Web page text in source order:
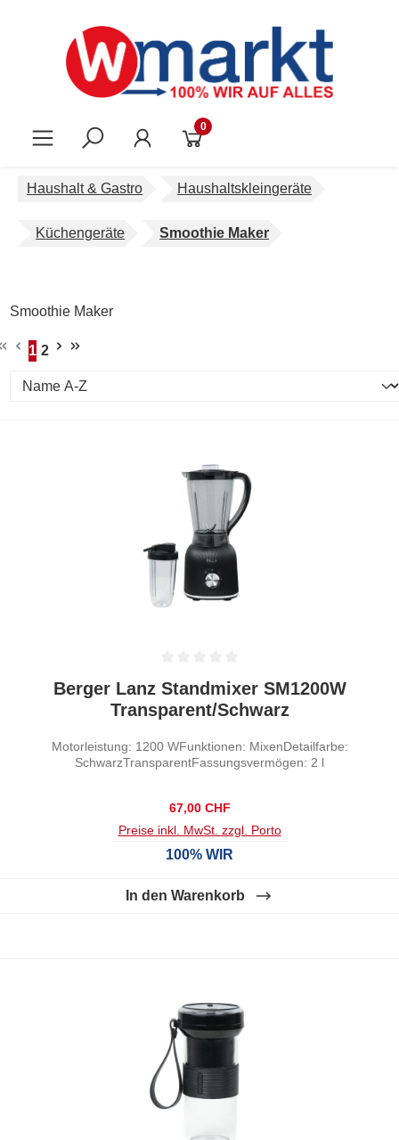
0
Haushalt & Gastro Haushaltskleingeräte
Küchengeräte Smoothie Maker
Smoothie Maker
Seite
1
Seite
2
Durchschnittliche Bewertung von 0 von 5 Sternen
Berger Lanz Standmixer SM1200W
Transparent/Schwarz
Motorleistung: 1200 WFunktionen: MixenDetailfarbe:
SchwarzTransparentFassungsvermögen: 2 l
Regulärer Preis:
67,00 CHF
Preise inkl. MwSt. zzgl. Porto
100% WIR
In den Warenkorb